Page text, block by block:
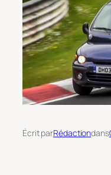
Écrit parRédactiondans